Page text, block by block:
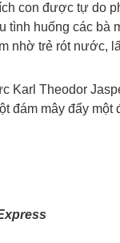
con được tự do
tình huống các bà
nhờ trẻ rót nước,
Karl Theodor
đám mây đẩy